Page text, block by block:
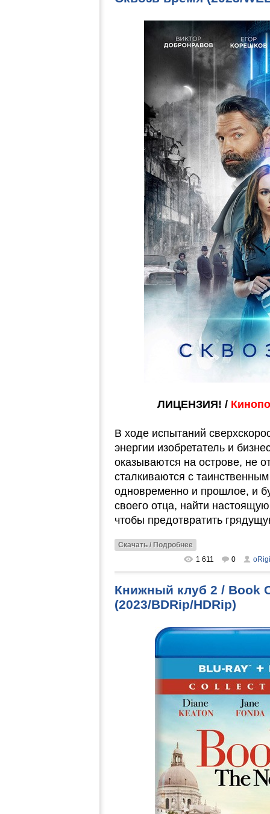
ЛИЦЕНЗИЯ! /
В ходе испытаний
энергии изобретатель и
оказываются на острове, не
сталкиваются с
одновременно и прошлое, и
своего отца, найти
чтобы предотвратить
Скачать / Подробнее
1 611
0 oRigi
Книжный клуб 2 / Book
(2023/BDRip/HDRip)